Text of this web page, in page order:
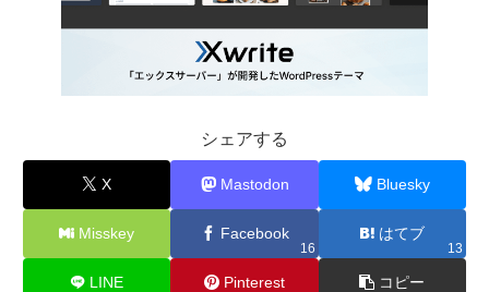
シェアする
X Mastodon Bluesky
Misskey Facebook
16
はてブ
13
LINE Pinterest コピー